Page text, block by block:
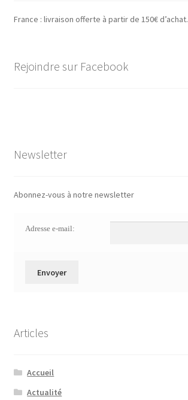
France : livraison offerte à partir de 150€ d’achat.
Rejoindre sur Facebook
Newsletter
Abonnez-vous à notre newsletter
Adresse e-mail:
Articles
Accueil
Actualité